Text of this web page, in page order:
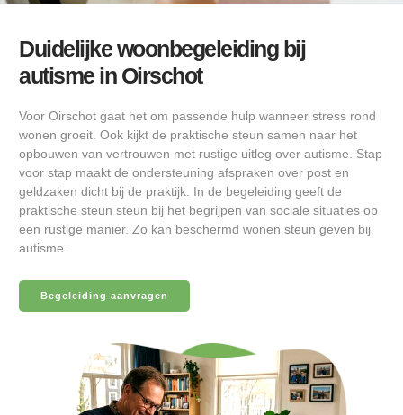
Duidelijke woonbegeleiding bij
autisme in Oirschot
Voor Oirschot gaat het om passende hulp wanneer stress rond
wonen groeit. Ook kijkt de praktische steun samen naar het
opbouwen van vertrouwen met rustige uitleg over autisme. Stap
voor stap maakt de ondersteuning afspraken over post en
geldzaken dicht bij de praktijk. In de begeleiding geeft de
praktische steun steun bij het begrijpen van sociale situaties op
een rustige manier. Zo kan beschermd wonen steun geven bij
autisme.
Begeleiding aanvragen